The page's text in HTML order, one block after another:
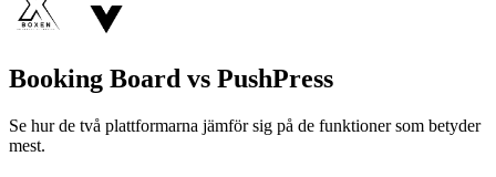
Booking Board vs PushPress
Se hur de två plattformarna jämför sig på de funktioner som betyder
mest.